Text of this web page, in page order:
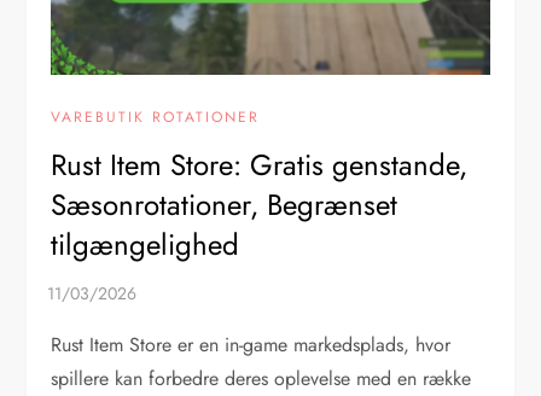
VAREBUTIK ROTATIONER
Rust Item Store: Gratis genstande,
Sæsonrotationer, Begrænset
tilgængelighed
Rust Item Store er en in-game markedsplads, hvor
spillere kan forbedre deres oplevelse med en række